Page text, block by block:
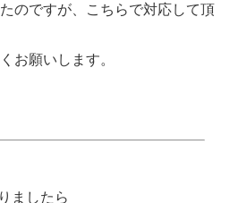
のですが、こちらで対応して頂
お願いします。
ましたら